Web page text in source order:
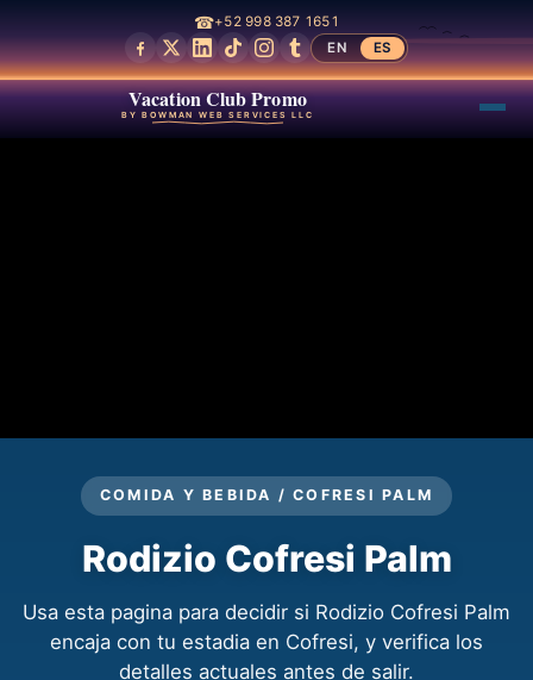
☎+52 998 387 1651
EN
ES
Vacation Club Promo
BY BOWMAN WEB SERVICES LLC
COMIDA Y BEBIDA / COFRESI PALM
Rodizio Cofresi Palm
Usa esta pagina para decidir si Rodizio Cofresi Palm
encaja con tu estadia en Cofresi, y verifica los
detalles actuales antes de salir.